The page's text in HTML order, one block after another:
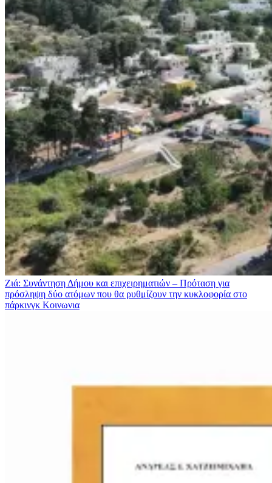
Ζιά: Συνάντηση Δήμου και επιχειρηματιών – Πρόταση για
πρόσληψη δύο ατόμων που θα ρυθμίζουν την κυκλοφορία στο
πάρκινγκ Κοινωνια